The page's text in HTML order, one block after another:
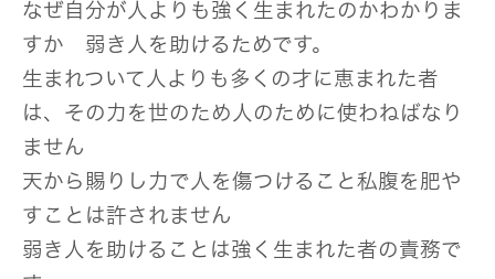
なぜ自分が人よりも強く生まれたのかわかりま
すか 弱き人を助けるためです。
生まれついて人よりも多くの才に恵まれた者
は、その力を世のため人のために使わねばなり
ません
天から賜りし力で人を傷つけること私腹を肥や
すことは許されません
弱き人を助けることは強く生まれた者の責務で